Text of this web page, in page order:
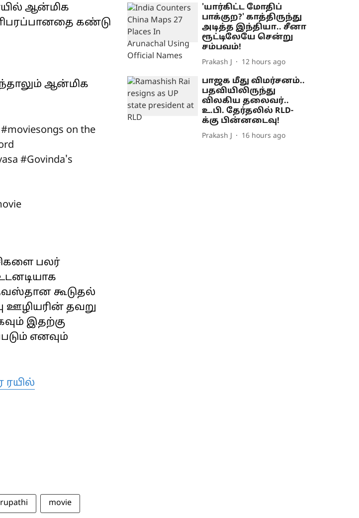
ஆன்மிக
கண்டு
ஆன்மிக
#moviesongs on the
#Govinda's
பலர்
கூடுதல்
ஊழியரின் தவறு
இதற்கு
எனவும்
ரயில்
movie
'யார்கிட்ட மோதிப்
பாக்குற?' காத்திருந்து
அடித்த இந்தியா.. சீனா
ரூட்டிலேயே சென்று
சம்பவம்!
Prakash J 12 hours ago
பாஜக மீது விமர்சனம்..
பதவியிலிருந்து
விலகிய தலைவர்..
உ.பி. தேர்தலில் RLD-
க்கு பின்னடைவு!
Prakash J 16 hours ago